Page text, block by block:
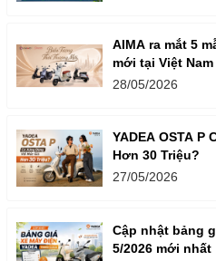
AIMA ra mắt 5
mới tại Việt Nam
28/05/2026
YADEA OSTA
Hơn 30 Triệu?
27/05/2026
Cập nhật bảng
5/2026 mới nhất